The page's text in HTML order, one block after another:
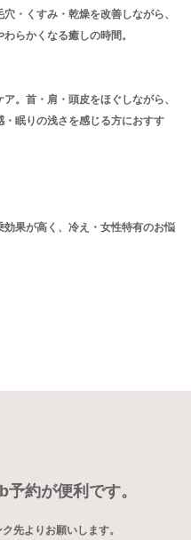
・くすみ・乾燥を改善しながら、
らかくなる癒しの時間。
。首・肩・頭皮をほぐしながら、
眠りの浅さを感じる方におすす
果が高く、冷え・女性特有のお悩
約が便利です。
先よりお願いします。